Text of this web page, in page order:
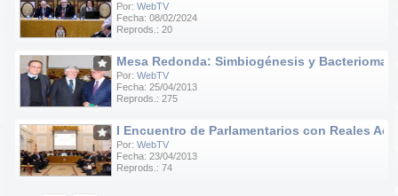
Por: WebTV
Fecha: 08/02/2024
Reprods.: 20
Mesa Redonda: Simbiogénesis y Bacteriomas
Por: WebTV
Fecha: 25/04/2013
Reprods.: 275
I Encuentro de Parlamentarios con Reales
Por: WebTV
Fecha: 23/04/2013
Reprods.: 74